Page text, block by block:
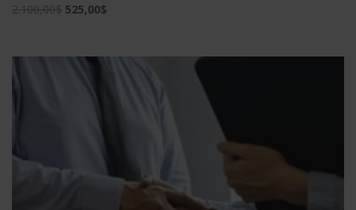
2.100,00$ El
era:
525,00$
525,00$.